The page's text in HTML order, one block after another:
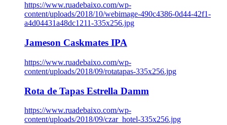
https://www.ruadebaixo.com/wp-
content/uploads/2018/10/webimage-490c4386-0d44-42f1-
a4d04431a48dc1211-335x256.jpg
Jameson Caskmates IPA
https://www.ruadebaixo.com/wp-
content/uploads/2018/09/rotatapas-335x256.jpg
Rota de Tapas Estrella Damm
https://www.ruadebaixo.com/wp-
content/uploads/2018/09/czar_hotel-335x256.jpg